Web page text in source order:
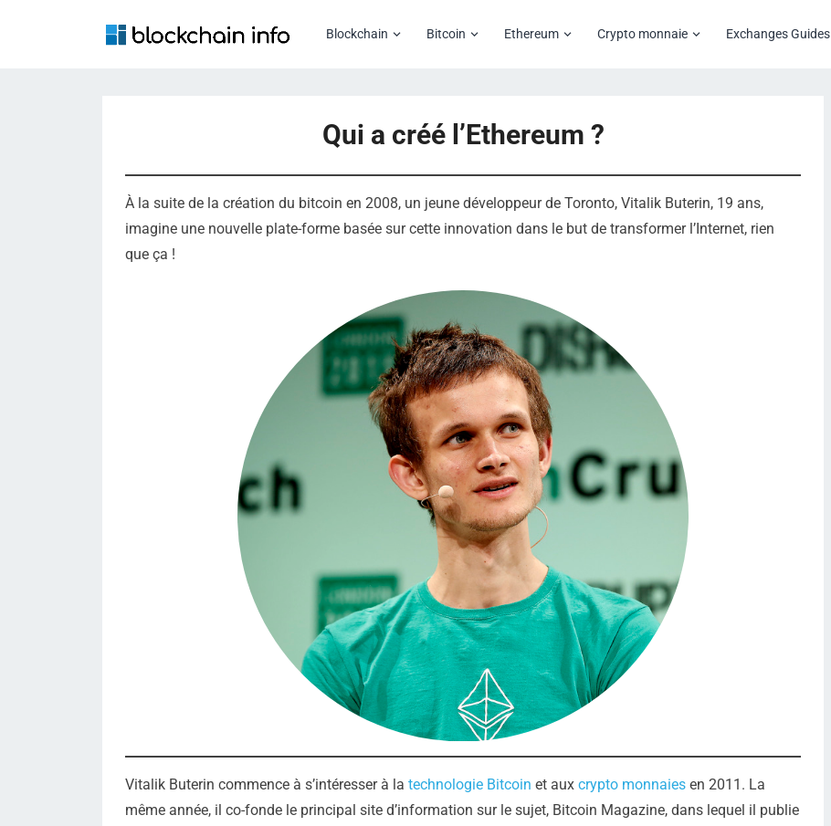
Blockchain Bitcoin Ethereum Crypto monnaie Exchanges Guides
Qui a créé l’Ethereum ?
À la suite de la création du bitcoin en 2008, un jeune développeur de Toronto, Vitalik Buterin, 19 ans,
imagine une nouvelle plate-forme basée sur cette innovation dans le but de transformer l’Internet, rien
que ça !
Vitalik Buterin commence à s’intéresser à la technologie Bitcoin et aux crypto monnaies en 2011. La
même année, il co-fonde le principal site d’information sur le sujet, Bitcoin Magazine, dans lequel il publie